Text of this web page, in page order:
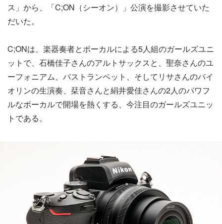
ス」から、「C;ON（シーオン）」公演を撮影させていた
だいた。
C;ONは、楽器奏者とボーカルによる5人組のガールズユニ
ットで、石橋佳子さんのアルトサックスと、聖奈さんのユ
ーフォニアム、バストランペット、そしてリサさんのバイ
オリンの生演奏、栞音さんと絹井愛佳さんの2人のパワフ
ルなボーカルで開場を熱くする、今注目のガールズユニッ
トである。